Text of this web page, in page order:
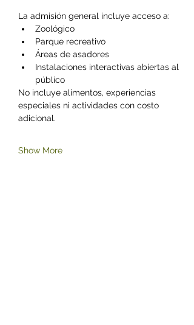
La admisión general incluye acceso a:
Zoológico
Parque recreativo
Áreas de asadores
Instalaciones interactivas abiertas al
público
No incluye alimentos, experiencias
especiales ni actividades con costo
adicional.
Show More